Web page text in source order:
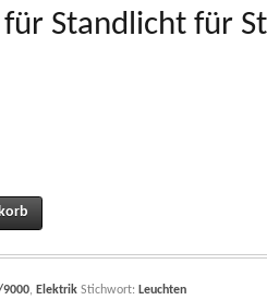
für Standlicht für
968 UWE20207103A quantity
, Elektrik Stichwort: Leuchten